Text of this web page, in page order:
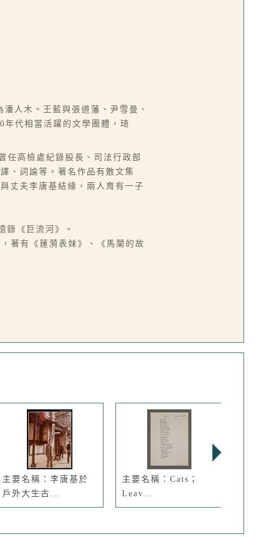
人木。王藍與張道藩、尹雪曼、
年代相當活躍的文學團體，琦
任高檢處紀錄股長、司法行政部
、詞論等。著名作品有散文集
丈夫李唐基結緣，兩人育有一子
錄《巨流河》。
著有《蓮漪表妹》、《馬蘭的故
主要名稱：李唐基於
戶外大生古...
主要名稱：Cats；
Leav...